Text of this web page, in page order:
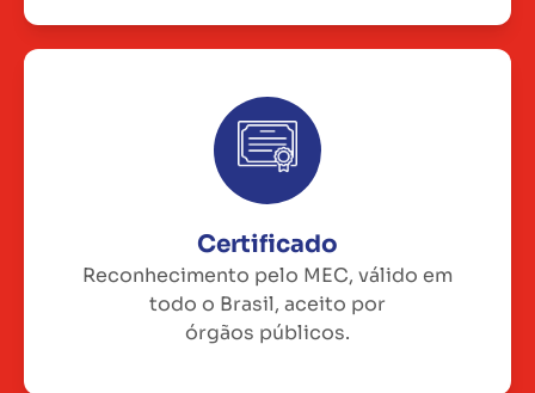
Certificado
Reconhecimento pelo MEC, válido em
todo o Brasil, aceito por
órgãos públicos.